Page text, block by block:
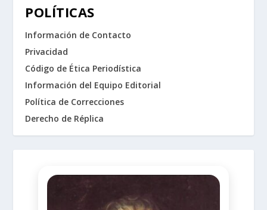
POLÍTICAS
Información de Contacto
Privacidad
Código de Ética Periodística
Información del Equipo Editorial
Política de Correcciones
Derecho de Réplica